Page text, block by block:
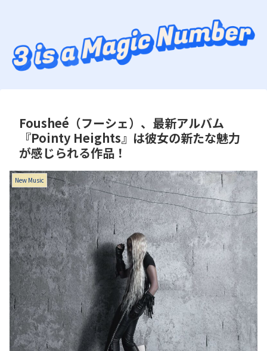
Fousheé（フーシェ）、最新アルバム
『Pointy Heights』は彼女の新たな魅力
が感じられる作品！
New Music